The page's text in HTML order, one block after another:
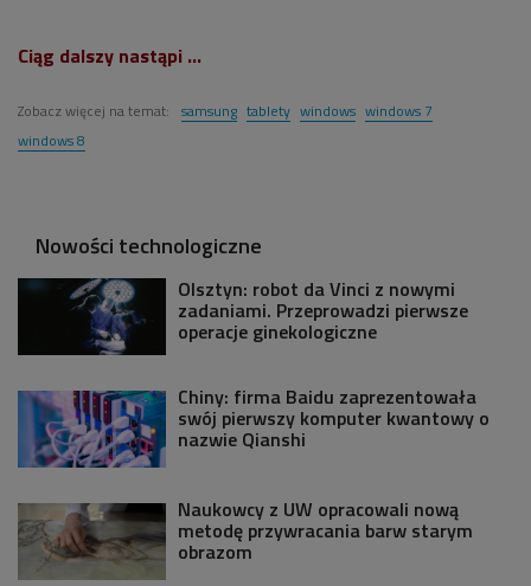
Ciąg dalszy nastąpi ...
Zobacz więcej na temat: samsung tablety windows windows 7
windows 8
Nowości technologiczne
Olsztyn: robot da Vinci z nowymi
zadaniami. Przeprowadzi pierwsze
operacje ginekologiczne
Chiny: firma Baidu zaprezentowała
swój pierwszy komputer kwantowy o
nazwie Qianshi
Naukowcy z UW opracowali nową
metodę przywracania barw starym
obrazom